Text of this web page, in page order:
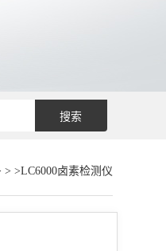
>LC6000卤素检测仪